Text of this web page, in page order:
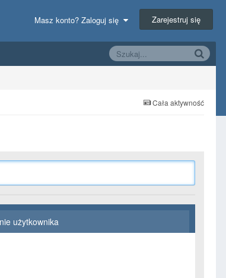
Masz konto? Zaloguj się Zarejestruj się
Cała aktywność
użytkownika